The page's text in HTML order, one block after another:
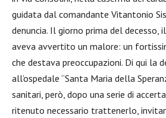
guidata dal comandante Vitantonio
denuncia. Il giorno prima del decesso,
aveva avvertito un malore: un
che destava preoccupazioni. Di qui la
all’ospedale “Santa Maria della
sanitari, però, dopo una serie di
ritenuto necessario trattenerlo,